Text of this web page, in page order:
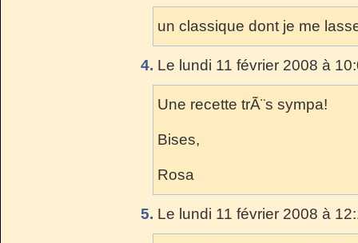
un classique dont je me
4. Le lundi 11 février 2008 à
Une recette trÃ¨s sympa!
Bises,
Rosa
5. Le lundi 11 février 2008 à